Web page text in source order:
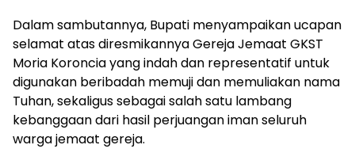
Dalam sambutannya, Bupati menyampaikan ucapan
selamat atas diresmikannya Gereja Jemaat GKST
Moria Koroncia yang indah dan representatif untuk
digunakan beribadah memuji dan memuliakan nama
Tuhan, sekaligus sebagai salah satu lambang
kebanggaan dari hasil perjuangan iman seluruh
warga jemaat gereja.